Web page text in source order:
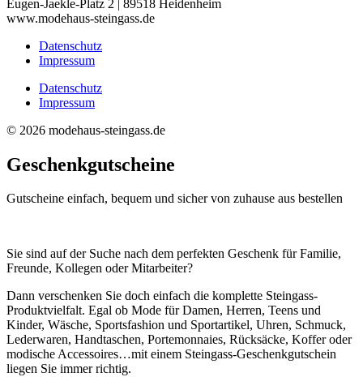
Eugen-Jaekle-Platz 2 | 89518 Heidenheim
www.modehaus-steingass.de
Datenschutz
Impressum
Datenschutz
Impressum
© 2026 modehaus-steingass.de
Geschenkgutscheine
Gutscheine einfach, bequem und sicher von zuhause aus bestellen
Sie sind auf der Suche nach dem perfekten Geschenk für Familie,
Freunde, Kollegen oder Mitarbeiter?
Dann verschenken Sie doch einfach die komplette Steingass-
Produktvielfalt. Egal ob Mode für Damen, Herren, Teens und
Kinder, Wäsche, Sportsfashion und Sportartikel, Uhren, Schmuck,
Lederwaren, Handtaschen, Portemonnaies, Rücksäcke, Koffer oder
modische Accessoires…mit einem Steingass-Geschenkgutschein
liegen Sie immer richtig.